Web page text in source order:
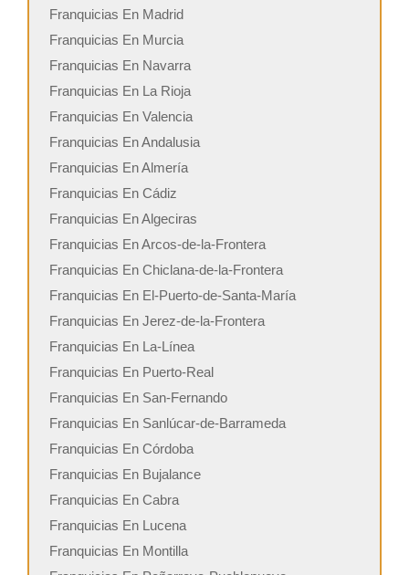
Franquicias En Madrid
Franquicias En Murcia
Franquicias En Navarra
Franquicias En La Rioja
Franquicias En Valencia
Franquicias En Andalusia
Franquicias En Almería
Franquicias En Cádiz
Franquicias En Algeciras
Franquicias En Arcos-de-la-Frontera
Franquicias En Chiclana-de-la-Frontera
Franquicias En El-Puerto-de-Santa-María
Franquicias En Jerez-de-la-Frontera
Franquicias En La-Línea
Franquicias En Puerto-Real
Franquicias En San-Fernando
Franquicias En Sanlúcar-de-Barrameda
Franquicias En Córdoba
Franquicias En Bujalance
Franquicias En Cabra
Franquicias En Lucena
Franquicias En Montilla